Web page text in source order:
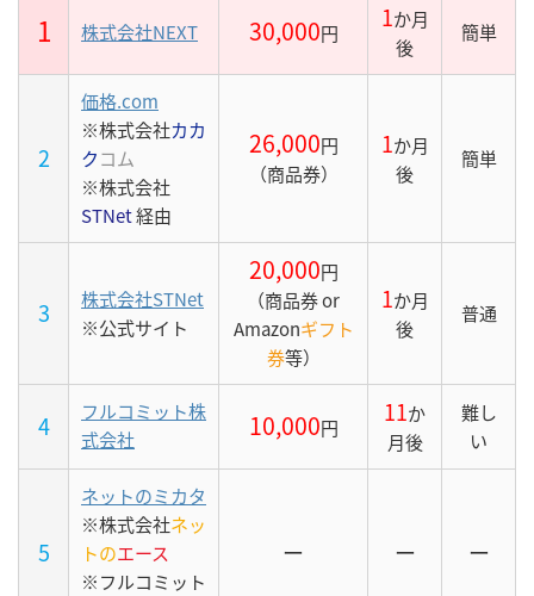
1 株式会社NEXT 30,000円
1か月
後
簡単
2
価格.com
※株式会社カカ
クコム
※株式会社
STNet経由
26,000円
（商品券）
1か月
後
簡単
3
株式会社STNet
※公式サイト
20,000円
（商品券 or
Amazonギフト
券等）
1か月
後
普通
4
フルコミット株
式会社
10,000円
11か
月後
難し
い
5
ネットのミカタ
※株式会社ネッ
トのエース
※フルコミット
ー ー ー